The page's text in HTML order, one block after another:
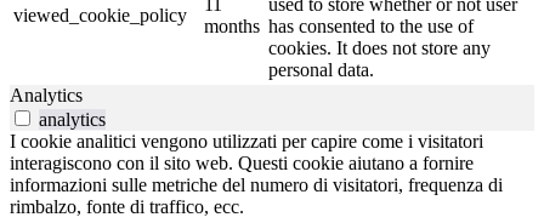
viewed_cookie_policy
11
months
used to store whether or not user
has consented to the use of
cookies. It does not store any
personal data.
Analytics
analytics
I cookie analitici vengono utilizzati per capire come i visitatori
interagiscono con il sito web. Questi cookie aiutano a fornire
informazioni sulle metriche del numero di visitatori, frequenza di
rimbalzo, fonte di traffico, ecc.